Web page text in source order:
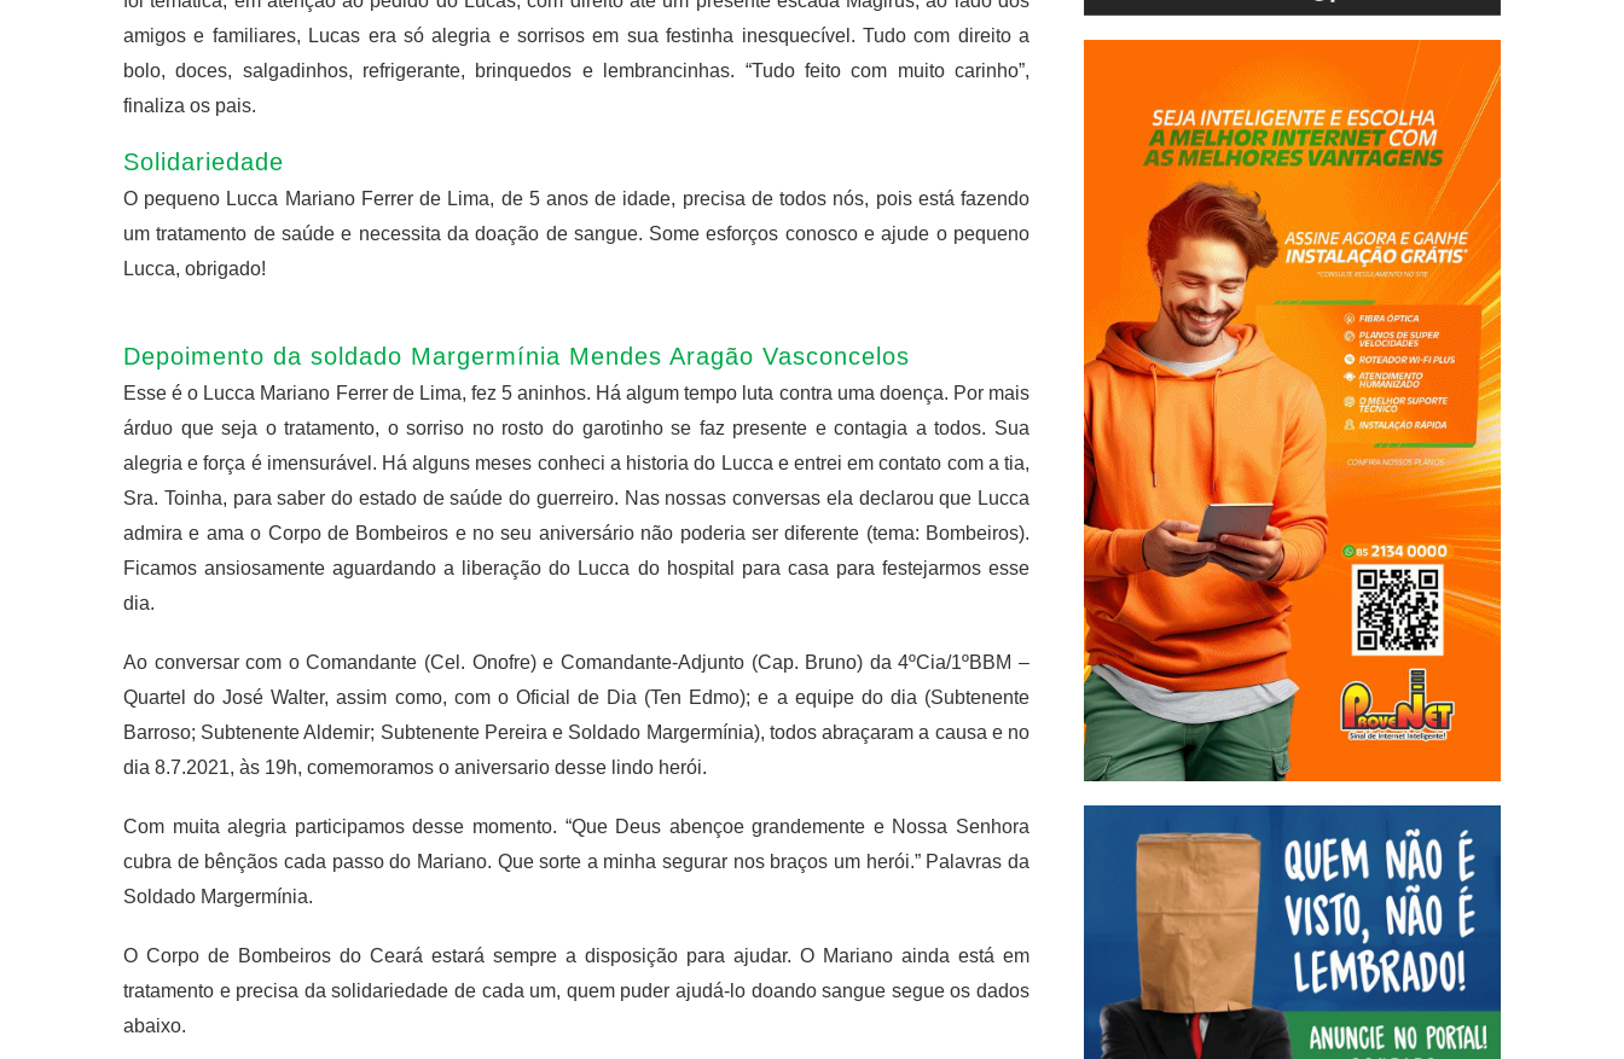
amigos e familiares, Lucas era só alegria e sorrisos em sua festinha inesquecível. Tudo com direito a
bolo, doces, salgadinhos, refrigerante, brinquedos e lembrancinhas. “Tudo feito com muito carinho”,
finaliza os pais.
Solidariedade
O pequeno Lucca Mariano Ferrer de Lima, de 5 anos de idade, precisa de todos nós, pois está fazendo
um tratamento de saúde e necessita da doação de sangue. Some esforços conosco e ajude o pequeno
Lucca, obrigado!
Depoimento da soldado Margermínia Mendes Aragão Vasconcelos
Esse é o Lucca Mariano Ferrer de Lima, fez 5 aninhos. Há algum tempo luta contra uma doença. Por mais
árduo que seja o tratamento, o sorriso no rosto do garotinho se faz presente e contagia a todos. Sua
alegria e força é imensurável. Há alguns meses conheci a historia do Lucca e entrei em contato com a tia,
Sra. Toinha, para saber do estado de saúde do guerreiro. Nas nossas conversas ela declarou que Lucca
admira e ama o Corpo de Bombeiros e no seu aniversário não poderia ser diferente (tema: Bombeiros).
Ficamos ansiosamente aguardando a liberação do Lucca do hospital para casa para festejarmos esse
dia.
Ao conversar com o Comandante (Cel. Onofre) e Comandante-Adjunto (Cap. Bruno) da 4ºCia/1ºBBM –
Quartel do José Walter, assim como, com o Oficial de Dia (Ten Edmo); e a equipe do dia (Subtenente
Barroso; Subtenente Aldemir; Subtenente Pereira e Soldado Margermínia), todos abraçaram a causa e no
dia 8.7.2021, às 19h, comemoramos o aniversario desse lindo herói.
Com muita alegria participamos desse momento. “Que Deus abençoe grandemente e Nossa Senhora
cubra de bênçãos cada passo do Mariano. Que sorte a minha segurar nos braços um herói.” Palavras da
Soldado Margermínia.
O Corpo de Bombeiros do Ceará estará sempre a disposição para ajudar. O Mariano ainda está em
tratamento e precisa da solidariedade de cada um, quem puder ajudá-lo doando sangue segue os dados
abaixo.